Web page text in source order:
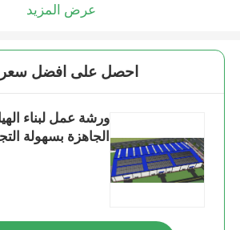
عرض المزيد
احصل على افضل
ورشة عمل لبناء
الجاهزة بسهولة